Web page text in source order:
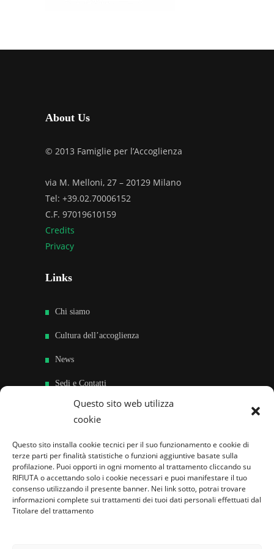
Questo sito web utilizza
cookie
Questo sito installa cookie tecnici per il suo funzionamento e cookie di
terze parti per finalità statistiche o funzioni aggiuntive basate sulla
profilazione. Puoi opporti in ogni momento al trattamento cliccando su
RIFIUTA o accettando solo i cookie necessari e puoi manifestare il tuo
consenso utilizzando il presente banner. Nei link sotto, potrai trovare
informazioni complete sui trattamenti dei tuoi dati personali effettuati dal
Titolare del trattamento
About Us
© 2013 Famiglie per l’Accoglienza
via M. Melloni, 27 – 20129 Milano
Tel: +39.02.70006152
C.F. 97019610159
Credits
Privacy
Links
Chi siamo
Cultura dell’accoglienza
News
Sedi e Contatti
Sostieni
Famiglie per l’accoglienza nel mondo